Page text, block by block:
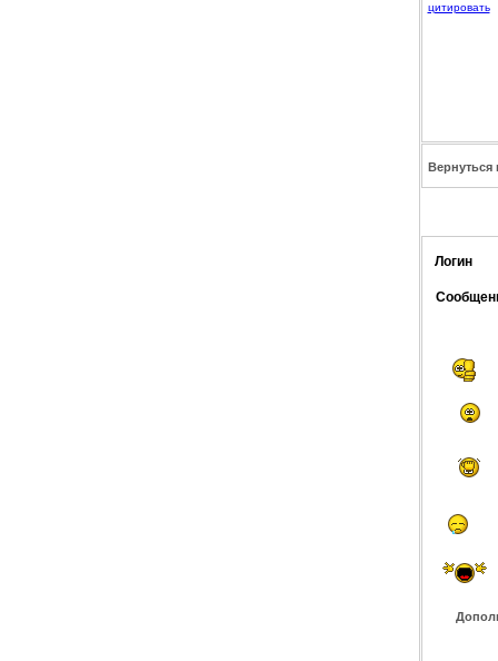
цитировать
Вернуться
Логин